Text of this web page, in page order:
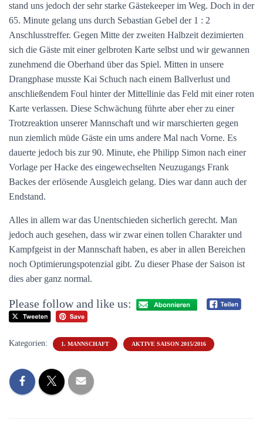
stand uns jedoch der sehr starke Gästekeeper im Weg. Doch in der
65. Minute gelang uns durch Sebastian Gebel der 1 : 2
Anschlusstreffer. Gegen Mitte der zweiten Halbzeit dezimierten
sich die Gäste mit einer gelbroten Karte selbst und wir gewannen
zunehmend die Oberhand über das Spiel. Mitten in unsere
Drangphase musste Kai Schuch nach einem Ballverlust und
anschließendem Foul hinter der Mittellinie das Feld mit einer roten
Karte verlassen. Diese Schwächung führte aber eher zu einer
Trotzreaktion unserer Mannschaft und wir marschierten gegen
nun ziemlich müde Gäste ein ums andere Mal nach Vorne. Es
dauerte jedoch bis zur 90. Minute, ehe Philipp Simon nach einer
Vorlage per Hacke des eingewechselten Neuzugangs Frank
Backes der erlösende Ausgleich gelang. Dies war dann auch der
Endstand.
Alles in allem war das Unentschieden sicherlich gerecht. Man
jedoch auch gesehen, dass wir zwar einen tollen Charakter und
Kampfgeist in der Mannschaft haben, es aber in allen Bereichen
noch Optimierungspotenzial gibt. Zu dieser Phase der Saison ist
dies aber ganz normal.
Please follow and like us:
Kategorien: 1. MANNSCHAFT AKTIVE SAISON 2015/2016